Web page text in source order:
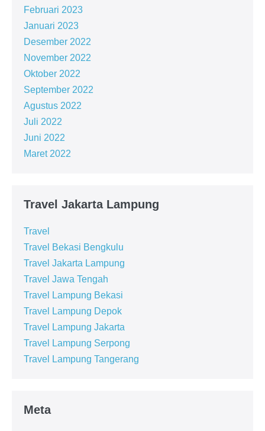
Februari 2023
Januari 2023
Desember 2022
November 2022
Oktober 2022
September 2022
Agustus 2022
Juli 2022
Juni 2022
Maret 2022
Travel Jakarta Lampung
Travel
Travel Bekasi Bengkulu
Travel Jakarta Lampung
Travel Jawa Tengah
Travel Lampung Bekasi
Travel Lampung Depok
Travel Lampung Jakarta
Travel Lampung Serpong
Travel Lampung Tangerang
Meta